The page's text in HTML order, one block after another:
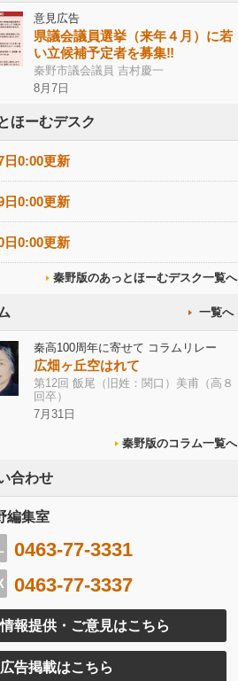
意見広告
県議会議員選挙（来年４月）に若
い立候補予定者を募集‼
秦野市議会議員 吉村慶一
8月7日
ほーむデスク
日0:00更新
日0:00更新
日0:00更新
秦野版のあっとほーむデスク一覧へ
一覧へ
秦高100周年に寄せて コラムリレー
広畑ヶ丘空はれて
第12回 飯尾（旧姓：関口）美甫（高８
回卒）
7月31日
秦野版のコラム一覧へ
合わせ
編集室
0463-77-3331
0463-77-3337
情報提供・ご意見はこちら
広告掲載はこちら